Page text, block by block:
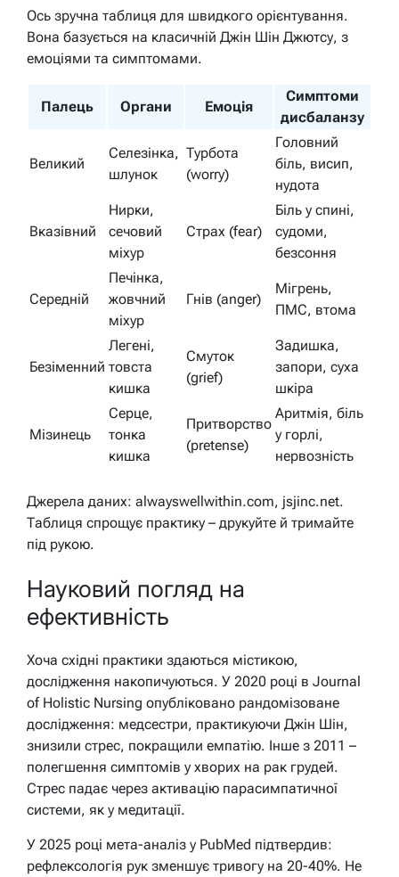
Ось зручна таблиця для швидкого орієнтування.
Вона базується на класичній Джін Шін Джютсу, з
емоціями та симптомами.
Палець Органи Емоція
Симптоми
дисбаланзу
Великий
Селезінка,
шлунок
Турбота
(worry)
Головний
біль, висип,
нудота
Вказівний
Нирки,
сечовий
міхур
Страх (fear)
Біль у спині,
судоми,
безсоння
Середній
Печінка,
жовчний
міхур
Гнів (anger)
Мігрень,
ПМС, втома
Безіменний
Легені,
товста
кишка
Смуток
(grief)
Задишка,
запори, суха
шкіра
Мізинець
Серце,
тонка
кишка
Притворство
(pretense)
Аритмія, біль
у горлі,
нервозність
Джерела даних: alwayswellwithin.com, jsjinc.net.
Таблиця спрощує практику – друкуйте й тримайте
під рукою.
Науковий погляд на
ефективність
Хоча східні практики здаються містикою,
дослідження накопичуються. У 2020 році в Journal
of Holistic Nursing опубліковано рандомізоване
дослідження: медсестри, практикуючи Джін Шін,
знизили стрес, покращили емпатію. Інше з 2011 –
полегшення симптомів у хворих на рак грудей.
Стрес падає через активацію парасимпатичної
системи, як у медитації.
У 2025 році мета-аналіз у PubMed підтвердив:
рефлексологія рук зменшує тривогу на 20-40%. Не